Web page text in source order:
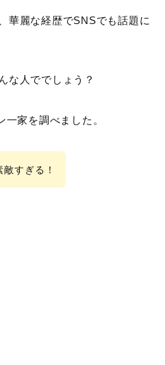
華麗な経歴でSNSでも話題に
な人ででしょう？
家を調べました。
すぎる！